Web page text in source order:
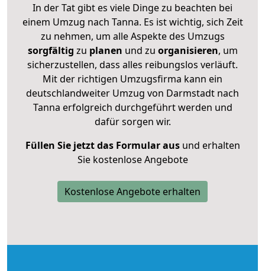
In der Tat gibt es viele Dinge zu beachten bei
einem Umzug nach Tanna. Es ist wichtig, sich Zeit
zu nehmen, um alle Aspekte des Umzugs
sorgfältig zu planen und zu organisieren, um
sicherzustellen, dass alles reibungslos verläuft.
Mit der richtigen Umzugsfirma kann ein
deutschlandweiter Umzug von Darmstadt nach
Tanna erfolgreich durchgeführt werden und
dafür sorgen wir.
Füllen Sie jetzt das Formular ausund erhalten
Sie kostenlose Angebote
Kostenlose Angebote erhalten